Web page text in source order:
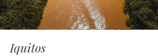
Iquitos